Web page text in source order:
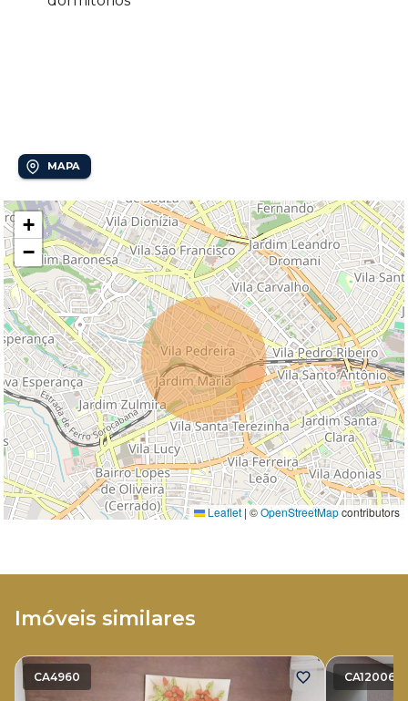
MAPA
+
−
Leaflet | ©OpenStreetMapcontributors
Imóveis similares
CA4960 CA12006